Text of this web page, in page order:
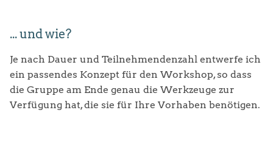
... und wie?
Je nach Dauer und Teilnehmendenzahl entwerfe ich
ein passendes Konzept für den Workshop, so dass
die Gruppe am Ende genau die Werkzeuge zur
Verfügung hat, die sie für Ihre Vorhaben benötigen.